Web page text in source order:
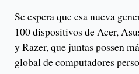
Se espera que esa nueva
100 dispositivos de Acer,
y Razer, que juntas possen
global de computadores